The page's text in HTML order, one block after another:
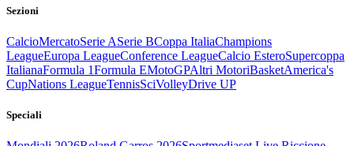
Sezioni
CalcioMercatoSerie ASerie BCoppa ItaliaChampions
LeagueEuropa LeagueConference LeagueCalcio EsteroSupercoppa
ItalianaFormula 1Formula EMotoGPAltri MotoriBasketAmerica's
CupNations LeagueTennisSciVolleyDrive UP
Speciali